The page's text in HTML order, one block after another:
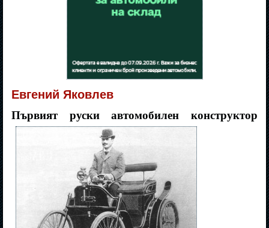
Евгений Яковлев
Първият руски автомобилен конструктор